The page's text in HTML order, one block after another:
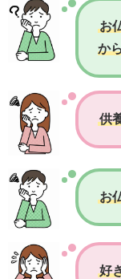
お
か
供
お
好